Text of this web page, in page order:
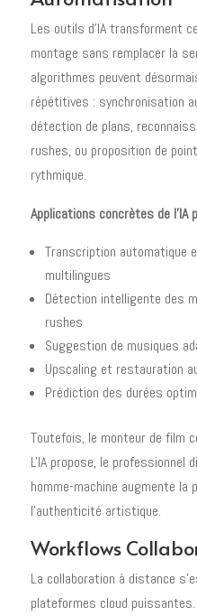
Les outils d'IA transforment
montage sans remplacer la
algorithmes peuvent
répétitives : synchronisation
détection de plans,
rushes, ou proposition de
rythmique.
Applications concrètes de l'IA
Transcription automatique
multilingues
Détection intelligente des
rushes
Suggestion de musiques
Upscaling et restauration
Prédiction des durées
Toutefois, le monteur de film
L'IA propose, le professionnel
homme-machine augmente
l'authenticité artistique.
Workflows
La collaboration à distance
plateformes cloud